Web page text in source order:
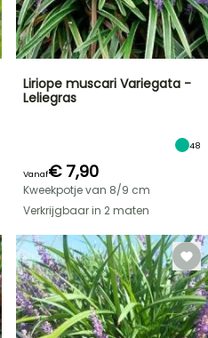
Liriope muscari Variegata -
Leliegras
48
Vanaf€ 7,90
Kweekpotje van 8/9 cm
Verkrijgbaar in 2 maten